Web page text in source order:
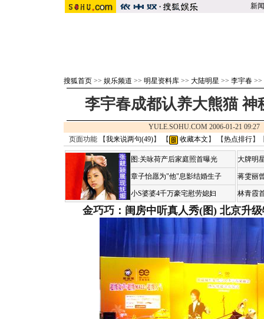
新闻
搜狐首页 >> 娱乐频道 >> 明星资料库 >> 大陆明星 >> 李宇春 >>
李宇春成都认养大熊猫 神
YULE.SOHU.COM 2006-01-21
页面功能 【我来说两句(49)】 【 收藏本文 】 【热点排行】
图:关咏荷产后家庭照首曝光
章子怡愿为"他"息影结婚生子
小S婆婆4千万豪宅慰劳媳妇
大牌明
蒋雯丽
林青霞
金巧巧：闺房中听真人秀(图) 北京升